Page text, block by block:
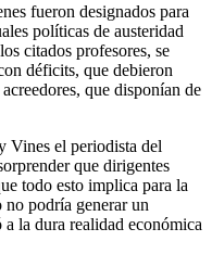
fueron designados para
políticas de austeridad
citados profesores, se
déficits, que debieron
que disponían de
Vines el periodista del
que dirigentes
todo esto implica para la
podría generar un
la dura realidad económica